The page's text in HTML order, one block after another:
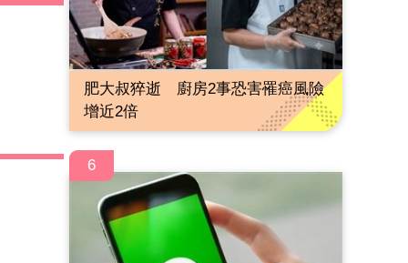
肥大叔猝逝 廚房2事恐害罹癌風險
增近2倍
6